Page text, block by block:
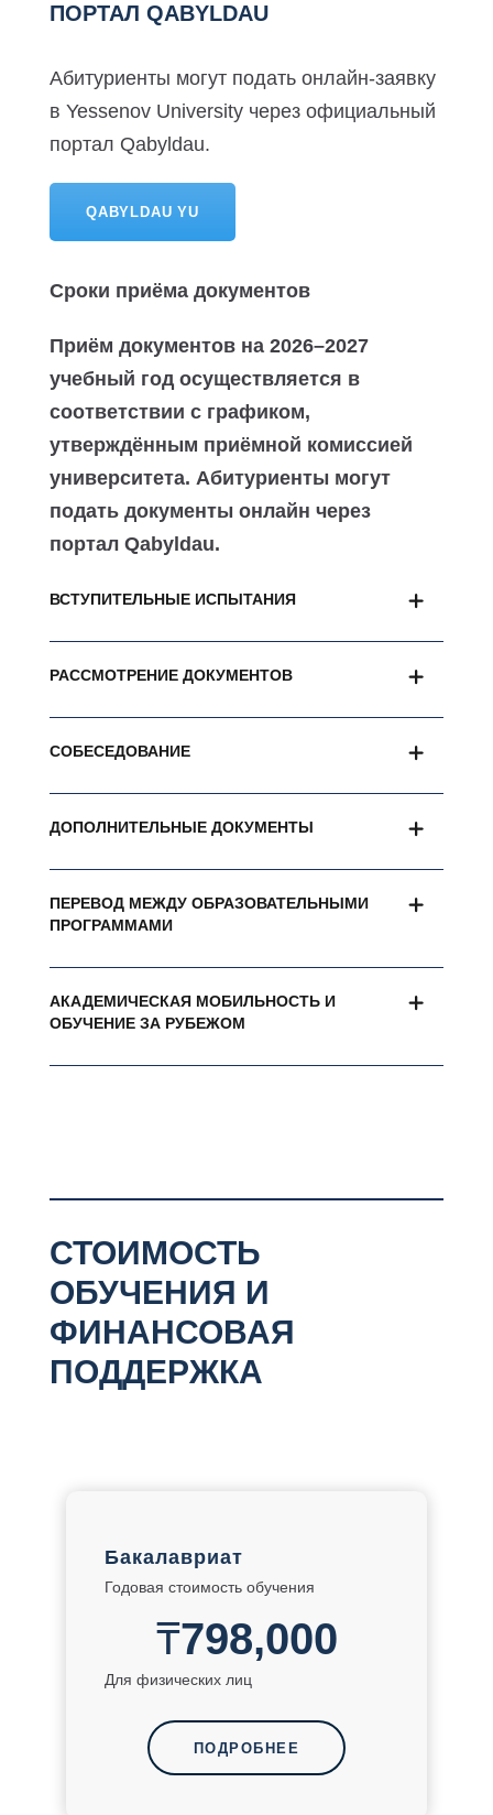
ПОРТАЛ QABYLDAU
Абитуриенты могут подать онлайн-заявку
в Yessenov University через официальный
портал Qabyldau.
QABYLDAU YU
Сроки приёма документов
Приём документов на 2026–2027
учебный год осуществляется в
соответствии с графиком,
утверждённым приёмной комиссией
университета. Абитуриенты могут
подать документы онлайн через
портал Qabyldau.
ВСТУПИТЕЛЬНЫЕ ИСПЫТАНИЯ
РАССМОТРЕНИЕ ДОКУМЕНТОВ
СОБЕСЕДОВАНИЕ
ДОПОЛНИТЕЛЬНЫЕ ДОКУМЕНТЫ
ПЕРЕВОД МЕЖДУ ОБРАЗОВАТЕЛЬНЫМИ
ПРОГРАММАМИ
АКАДЕМИЧЕСКАЯ МОБИЛЬНОСТЬ И
ОБУЧЕНИЕ ЗА РУБЕЖОМ
СТОИМОСТЬ
ОБУЧЕНИЯ И
ФИНАНСОВАЯ
ПОДДЕРЖКА
Бакалавриат
Годовая стоимость обучения
₸798,000
Для физических лиц
ПОДРОБНЕЕ